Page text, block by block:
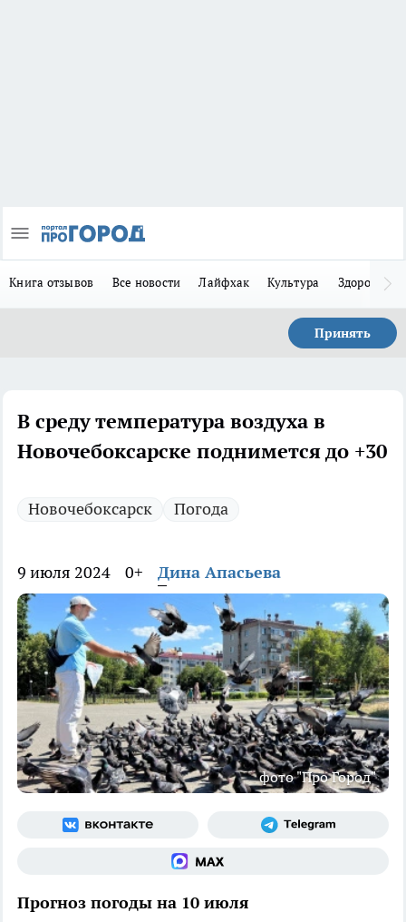
Книга отзывов Все новости Лайфхак Культура Здоровье
Принять
В среду температура воздуха в
Новочебоксарске поднимется до +30
Новочебоксарск Погода
9 июля 2024 0+ Дина Апасьева
фото "Про Город"
Прогноз погоды на 10 июля